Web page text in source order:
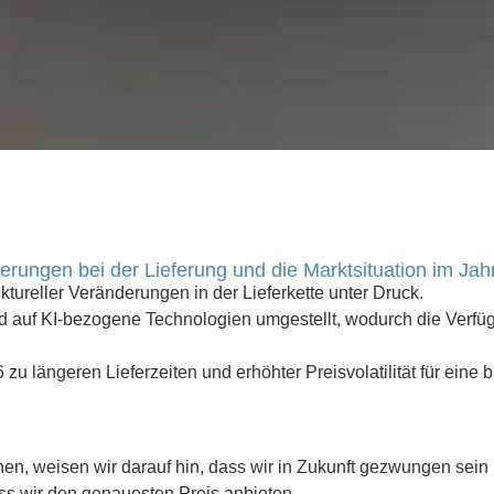
bei der Lieferung und die Marktsituation im
Veränderungen in der Lieferkette unter Druck.
KI-bezogene Technologien umgestellt, wodurch die
längeren Lieferzeiten und erhöhter Preisvolatilität für eine
weisen wir darauf hin, dass wir in Zukunft gezwungen